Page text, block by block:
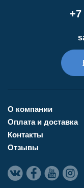
+7
О компании
Оплата и доставка
Контакты
Отзывы